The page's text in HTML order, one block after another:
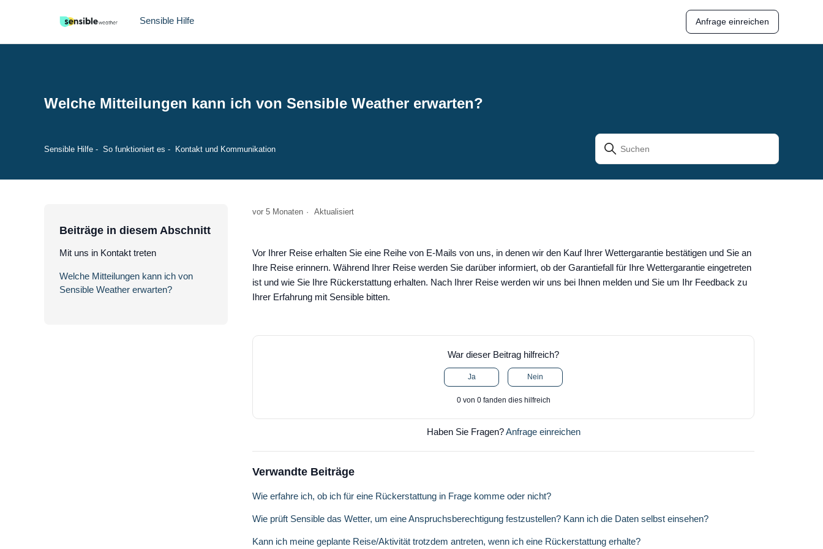
Sensible Hilfe Anfrage einreichen
Welche Mitteilungen kann ich von Sensible Weather erwarten?
Sensible Hilfe So funktioniert es Kontakt und Kommunikation
Beiträge in diesem Abschnitt
Mit uns in Kontakt treten
Welche Mitteilungen kann ich von
Sensible Weather erwarten?
vor 5 Monaten Aktualisiert
Vor Ihrer Reise erhalten Sie eine Reihe von E-Mails von uns, in denen wir den Kauf Ihrer Wettergarantie bestätigen und Sie an
Ihre Reise erinnern. Während Ihrer Reise werden Sie darüber informiert, ob der Garantiefall für Ihre Wettergarantie eingetreten
ist und wie Sie Ihre Rückerstattung erhalten. Nach Ihrer Reise werden wir uns bei Ihnen melden und Sie um Ihr Feedback zu
Ihrer Erfahrung mit Sensible bitten.
War dieser Beitrag hilfreich?
Ja Nein
0 von 0 fanden dies hilfreich
Haben Sie Fragen?Anfrage einreichen
Verwandte Beiträge
Wie erfahre ich, ob ich für eine Rückerstattung in Frage komme oder nicht?
Wie prüft Sensible das Wetter, um eine Anspruchsberechtigung festzustellen? Kann ich die Daten selbst einsehen?
Kann ich meine geplante Reise/Aktivität trotzdem antreten, wenn ich eine Rückerstattung erhalte?